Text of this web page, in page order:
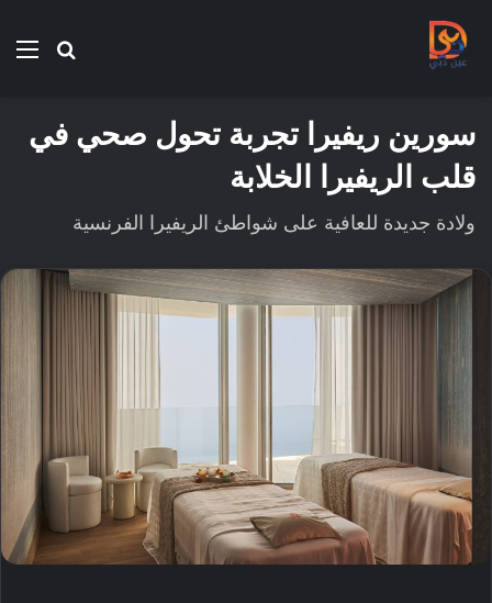
بحث
سورين ريفيرا تجربة تحول صحي في
قلب الريفيرا الخلابة
ولادة جديدة للعافية على شواطئ الريفيرا الفرنسية